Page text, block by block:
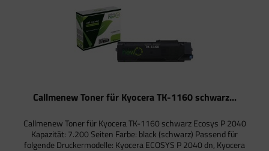
Callmenew Toner für Kyocera TK-1160 schwarz...
Callmenew Toner für Kyocera TK-1160 schwarz Ecosys P 2040
Kapazität: 7.200 Seiten Farbe: black (schwarz) Passend für
folgende Druckermodelle: Kyocera ECOSYS P 2040 dn, Kyocera